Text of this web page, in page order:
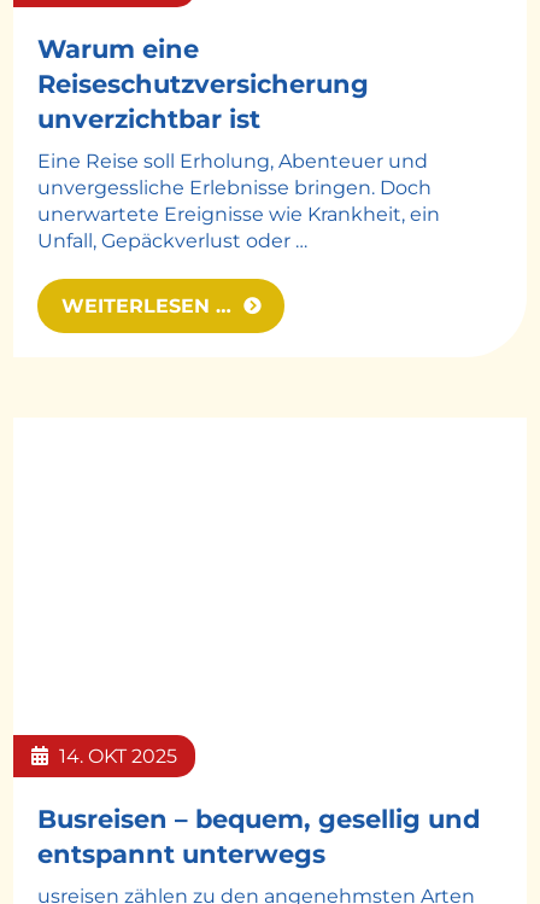
Warum eine
Reiseschutzversicherung
unverzichtbar ist
Eine Reise soll Erholung, Abenteuer und
unvergessliche Erlebnisse bringen. Doch
unerwartete Ereignisse wie Krankheit, ein
Unfall, Gepäckverlust oder …
WEITERLESEN …
14. OKT 2025
Busreisen – bequem, gesellig und
entspannt unterwegs
usreisen zählen zu den angenehmsten Arten